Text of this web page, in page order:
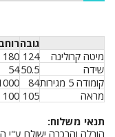
גובהרוחב
מיטה קרולינה
124
180
שידה
50.5
54
קומודה 5 מגירות
84
מראה
105
100
תנאי משלוח:
הובלה והרכבה ישולם